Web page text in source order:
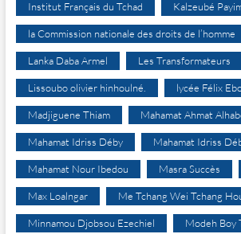
Institut Français du Tchad Kalzeubé
la Commission nationale des droits de l’homme
Lanka Daba Armel Les Transformateurs
Lissoubo olivier hinhoulné. lycée Félix
Madjiguene Thiam Mahamat Ahmat
Mahamat Idriss Déby Mahamat Idriss
Mahamat Nour Ibedou Masra Succès
Max Loalngar Me Tchang Wei Tchang
Minnamou Djobsou Ezechiel Modeh Boy